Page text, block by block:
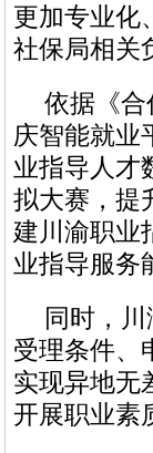
更加专业化
社保局相关
依据《
庆智能就业
业指导人才
拟大赛，提
建川渝职业
业指导服务
同时，
受理条件、
实现异地无
开展职业素